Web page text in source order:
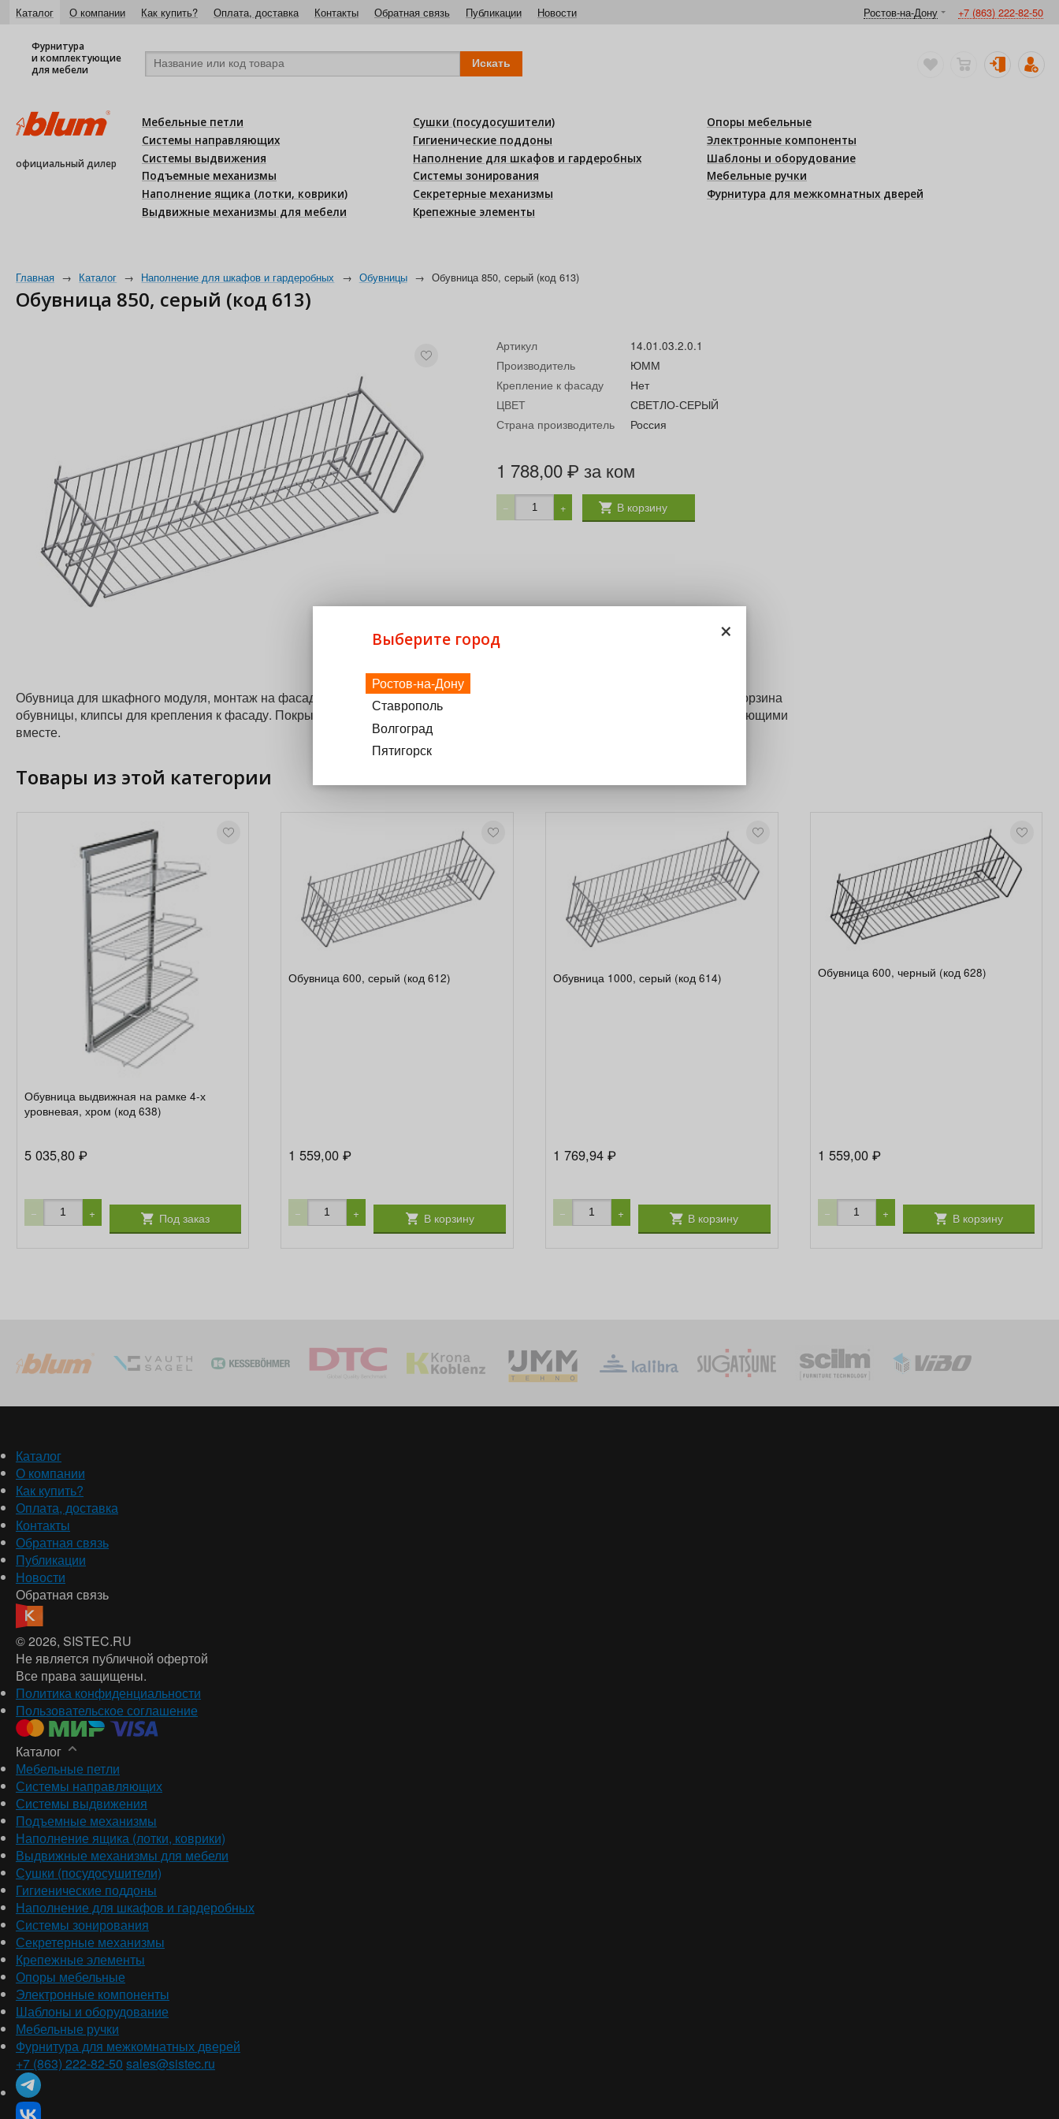
Каталог О компании Как купить? Оплата, доставка Контакты Обратная связь Публикации Новости Ростов-на-Дону +7 (863) 222-82-50
Фурнитура
и комплектующие
для мебели
официальный дилер
Мебельные петли
Системы направляющих
Системы выдвижения
Подъемные механизмы
Наполнение ящика (лотки, коврики)
Выдвижные механизмы для мебели
Сушки (посудосушители)
Гигиенические поддоны
Наполнение для шкафов и гардеробных
Системы зонирования
Секретерные механизмы
Крепежные элементы
Опоры мебельные
Электронные компоненты
Шаблоны и оборудование
Мебельные ручки
Фурнитура для межкомнатных дверей
Главная → Каталог → Наполнение для шкафов и гардеробных → Обувницы → Обувница 850, серый (код 613)
Обувница 850, серый (код 613)
Артикул
14.01.03.2.0.1
Производитель
ЮММ
Крепление к фасаду
Нет
ЦВЕТ
СВЕТЛО-СЕРЫЙ
Страна производитель
Россия
1 788,00 ₽ за ком
− + В корзину
Обувница для шкафного модуля, монтаж на фасад. Фасад модуля: 850 мм. Назначение: хранение обуви Комплектующие: корзина
обувницы, клипсы для крепления к фасаду. Покрытие полки: полимерное Производитель поставляет обувницы с комплектующими
вместе.
Товары из этой категории
Обувница выдвижная на рамке 4-х
уровневая, хром (код 638)
5 035,80 ₽
− + Под заказ
Обувница 600, серый (код 612)
1 559,00₽
− + В корзину
Обувница 1000, серый (код 614)
1 769,94₽
− + В корзину
Обувница 600, черный (код 628)
1 559,00 ₽
− + В корзину
Каталог
О компании
Как купить?
Оплата, доставка
Контакты
Обратная связь
Публикации
Новости
Обратная связь
© 2026, SISTEC.RU
Не является публичной офертой
Все права защищены.
Политика конфиденциальности
Пользовательское соглашение
Каталог
Мебельные петли
Системы направляющих
Системы выдвижения
Подъемные механизмы
Наполнение ящика (лотки, коврики)
Выдвижные механизмы для мебели
Сушки (посудосушители)
Гигиенические поддоны
Наполнение для шкафов и гардеробных
Системы зонирования
Секретерные механизмы
Крепежные элементы
Опоры мебельные
Электронные компоненты
Шаблоны и оборудование
Мебельные ручки
Фурнитура для межкомнатных дверей
+7 (863) 222-82-50 sales@sistec.ru
×
Выберите город
Ростов-на-Дону
Ставрополь
Волгоград
Пятигорск